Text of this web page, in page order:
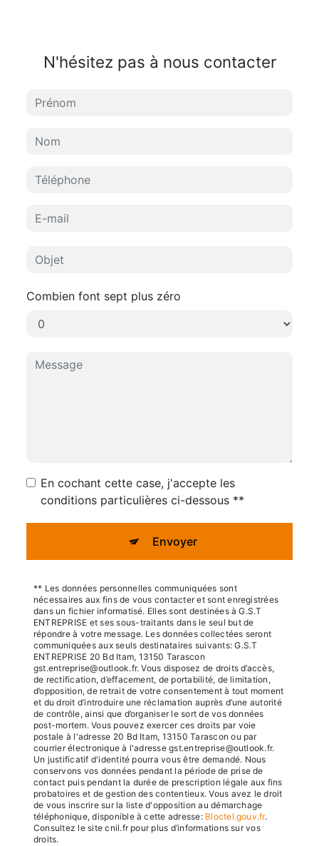
N'hésitez pas à nous contacter
Combien font sept plus zéro
En cochant cette case, j'accepte les
conditions particulières ci-dessous **
Envoyer
** Les données personnelles communiquées sont
nécessaires aux fins de vous contacter et sont enregistrées
dans un fichier informatisé. Elles sont destinées à G.S.T
ENTREPRISE et ses sous-traitants dans le seul but de
répondre à votre message. Les données collectées seront
communiquées aux seuls destinataires suivants: G.S.T
ENTREPRISE 20 Bd Itam, 13150 Tarascon
gst.entreprise@outlook.fr. Vous disposez de droits d’accès,
de rectification, d’effacement, de portabilité, de limitation,
d’opposition, de retrait de votre consentement à tout moment
et du droit d’introduire une réclamation auprès d’une autorité
de contrôle, ainsi que d’organiser le sort de vos données
post-mortem. Vous pouvez exercer ces droits par voie
postale à l'adresse 20 Bd Itam, 13150 Tarascon ou par
courrier électronique à l'adresse gst.entreprise@outlook.fr.
Un justificatif d'identité pourra vous être demandé. Nous
conservons vos données pendant la période de prise de
contact puis pendant la durée de prescription légale aux fins
probatoires et de gestion des contentieux. Vous avez le droit
de vous inscrire sur la liste d'opposition au démarchage
téléphonique, disponible à cette adresse: Bloctel.gouv.fr.
Consultez le site cnil.fr pour plus d’informations sur vos
droits.